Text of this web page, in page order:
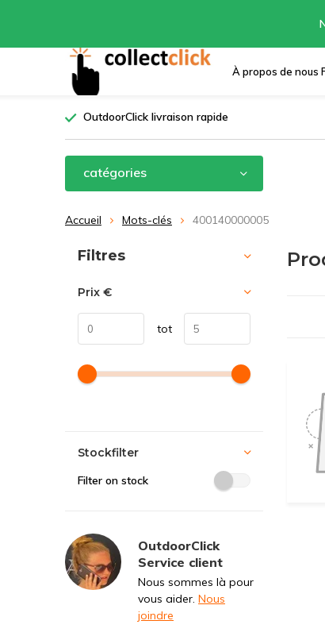
À propos de nous
OutdoorClick livraison rapide
catégories
Accueil Mots-clés 400140000005
Trier par:
Filtres
Prix €
tot
Stockfilter
Filter on stock
OutdoorClick
Service client
Nous sommes là pour
vous aider. Nous
joindre